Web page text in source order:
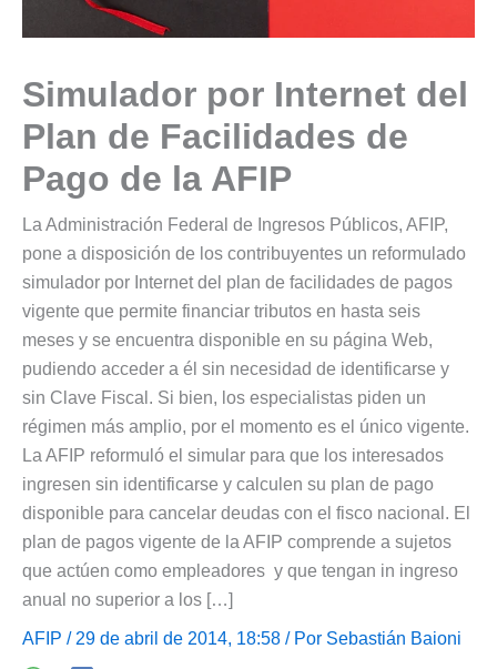
Simulador por Internet del
Plan de Facilidades de
Pago de la AFIP
La Administración Federal de Ingresos Públicos, AFIP,
pone a disposición de los contribuyentes un reformulado
simulador por Internet del plan de facilidades de pagos
vigente que permite financiar tributos en hasta seis
meses y se encuentra disponible en su página Web,
pudiendo acceder a él sin necesidad de identificarse y
sin Clave Fiscal. Si bien, los especialistas piden un
régimen más amplio, por el momento es el único vigente.
La AFIP reformuló el simular para que los interesados
ingresen sin identificarse y calculen su plan de pago
disponible para cancelar deudas con el fisco nacional. El
plan de pagos vigente de la AFIP comprende a sujetos
que actúen como empleadores y que tengan in ingreso
anual no superior a los […]
AFIP / 29 de abril de 2014, 18:58 / Por Sebastián Baioni